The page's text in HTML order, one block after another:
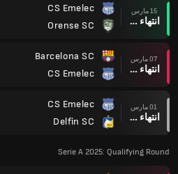
15 مارس
انتهاء وقت المباراة
CS Emelec
Orense SC
07 مارس
انتهاء وقت المباراة
Barcelona SC
CS Emelec
01 مارس
انتهاء وقت المباراة
CS Emelec
Delfin SC
Serie A 2025: Qualifying Round